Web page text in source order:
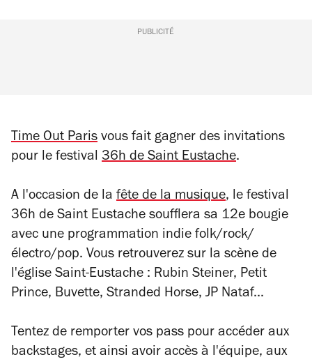
PUBLICITÉ
Time Out Paris vous fait gagner des invitations
pour le festival 36h de Saint Eustache.
A l'occasion de la fête de la musique, le festival
36h de Saint Eustache soufflera sa 12e bougie
avec une programmation indie folk/rock/
électro/pop. Vous retrouverez sur la scène de
l'église Saint-Eustache : Rubin Steiner, Petit
Prince, Buvette, Stranded Horse, JP Nataf...
Tentez de remporter vos pass pour accéder aux
backstages, et ainsi avoir accès à l'équipe, aux